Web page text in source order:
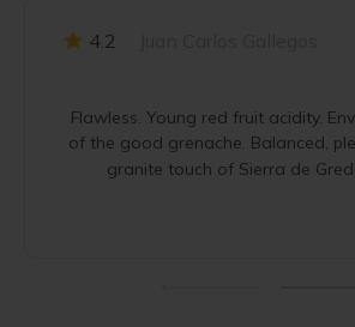
4.2
Flawless. Young red fruit acidity.
of the good grenache. Balanced,
granite touch of Sierra de